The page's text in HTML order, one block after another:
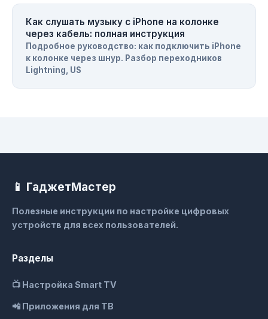
Как слушать музыку с iPhone на колонке
через кабель: полная инструкция
Подробное руководство: как подключить iPhone
к колонке через шнур. Разбор переходников
Lightning, US
📱 ГаджетМастер
Полезные инструкции по настройке цифровых
устройств для всех пользователей.
Разделы
📺 Настройка Smart TV
📲 Приложения для ТВ